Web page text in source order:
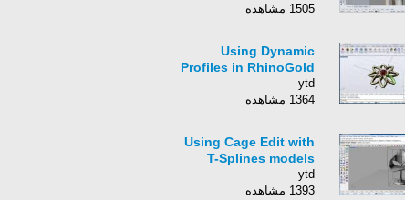
1505 مشاهده
Using Dynamic
Profiles in RhinoGold
ytd
1364 مشاهده
Using Cage Edit with
T-Splines models
ytd
1393 مشاهده